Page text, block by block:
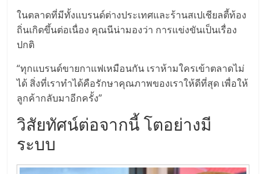
ในตลาดที่มีทั้งแบรนด์ต่างประเทศและร้านสเปเชียลตี้ท้อง
ถิ่นเกิดขึ้นต่อเนื่อง คุณนีน่ามองว่า การแข่งขันเป็นเรื่อง
ปกติ
“ทุกแบรนด์ขายกาแฟเหมือนกัน เราห้ามใครเข้าตลาดไม่
ได้ สิ่งที่เราทำได้คือรักษาคุณภาพของเราให้ดีที่สุด เพื่อให้
ลูกค้ากลับมาอีกครั้ง”
วิสัยทัศน์ต่อจากนี้ โตอย่างมี
ระบบ